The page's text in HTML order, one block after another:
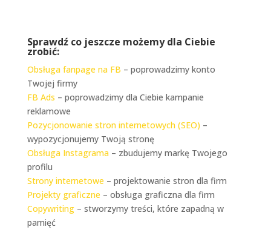
Sprawdź co jeszcze możemy dla Ciebie
zrobić:
Obsługa fanpage na FB – poprowadzimy konto
Twojej firmy
FB Ads – poprowadzimy dla Ciebie kampanie
reklamowe
Pozycjonowanie stron internetowych (SEO) –
wypozycjonujemy Twoją stronę
Obsługa Instagrama– zbudujemy markę Twojego
profilu
Strony internetowe – projektowanie stron dla firm
Projekty graficzne – obsługa graficzna dla firm
Copywriting– stworzymy treści, które zapadną w
pamięć